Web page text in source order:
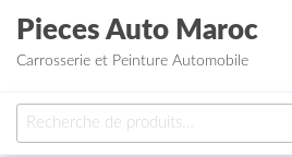
Aller au contenu
Pieces Auto Maroc
Carrosserie et Peinture Automobile
Recherche pour :